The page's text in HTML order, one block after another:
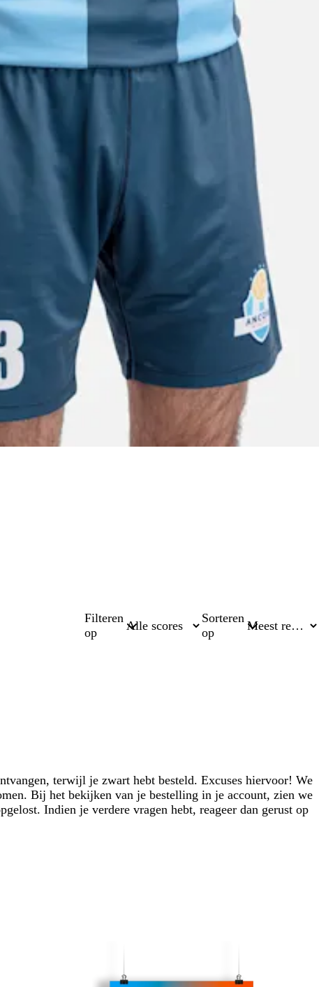
Filteren
op
Sorteren
op
terwijl je zwart hebt besteld. Excuses hiervoor! We
Bij het bekijken van je bestelling in je account, zien we
Indien je verdere vragen hebt, reageer dan gerust op